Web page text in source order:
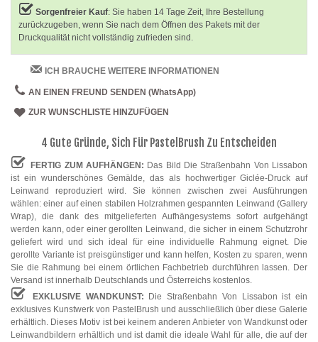
Sorgenfreier Kauf: Sie haben 14 Tage Zeit, Ihre Bestellung
zurückzugeben, wenn Sie nach dem Öffnen des Pakets mit der
Druckqualität nicht vollständig zufrieden sind.
ICH BRAUCHE WEITERE INFORMATIONEN
AN EINEN FREUND SENDEN (WhatsApp)
ZUR WUNSCHLISTE HINZUFÜGEN
4 Gute Gründe, Sich Für PastelBrush Zu Entscheiden
FERTIG ZUM AUFHÄNGEN: Das Bild Die Straßenbahn Von Lissabon
ist ein wunderschönes Gemälde, das als hochwertiger Giclée-Druck auf
Leinwand reproduziert wird. Sie können zwischen zwei Ausführungen
wählen: einer auf einen stabilen Holzrahmen gespannten Leinwand (Gallery
Wrap), die dank des mitgelieferten Aufhängesystems sofort aufgehängt
werden kann, oder einer gerollten Leinwand, die sicher in einem Schutzrohr
geliefert wird und sich ideal für eine individuelle Rahmung eignet. Die
gerollte Variante ist preisgünstiger und kann helfen, Kosten zu sparen, wenn
Sie die Rahmung bei einem örtlichen Fachbetrieb durchführen lassen. Der
Versand ist innerhalb Deutschlands und Österreichs kostenlos.
EXKLUSIVE WANDKUNST:
Die Straßenbahn Von Lissabon ist ein
exklusives Kunstwerk von PastelBrush und ausschließlich über diese Galerie
erhältlich. Dieses Motiv ist bei keinem anderen Anbieter von Wandkunst oder
Leinwandbildern erhältlich und ist damit die ideale Wahl für alle, die auf der